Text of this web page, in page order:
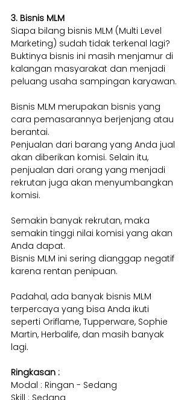
3. Bisnis MLM
Siapa bilang bisnis MLM (Multi Level
Marketing) sudah tidak terkenal lagi?
Buktinya bisnis ini masih menjamur di
kalangan masyarakat dan menjadi
peluang usaha sampingan karyawan.
Bisnis MLM merupakan bisnis yang
cara pemasarannya berjenjang atau
berantai.
Penjualan dari barang yang Anda jual
akan diberikan komisi. Selain itu,
penjualan dari orang yang menjadi
rekrutan juga akan menyumbangkan
komisi.
Semakin banyak rekrutan, maka
semakin tinggi nilai komisi yang akan
Anda dapat.
Bisnis MLM ini sering dianggap negatif
karena rentan penipuan.
Padahal, ada banyak bisnis MLM
terpercaya yang bisa Anda ikuti
seperti Oriflame, Tupperware, Sophie
Martin, Herbalife, dan masih banyak
lagi.
Ringkasan :
Modal : Ringan - Sedang